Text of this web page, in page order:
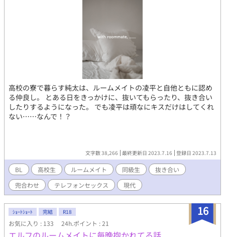
高校の寮で暮らす純太は、ルームメイトの凌平と自他ともに認め
る仲良し。 とある日をきっかけに、抜いてもらったり、抜き合い
したりするようになった。 でも凌平は頑なにキスだけはしてくれ
ない……なんで！？
文字数 38,266 最終更新日 2023.7.16 登録日 2023.7.13
BL 高校生 ルームメイト 同級生
抜き合い
兜合わせ
テレフォンセックス 現代
16
ｼｮｰﾄｼｮｰﾄ 完結 R18
お気に入り : 133 24h.ポイント : 21